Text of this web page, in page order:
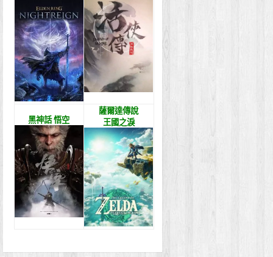
黑神話 悟空
薩爾達傳說
王國之淚